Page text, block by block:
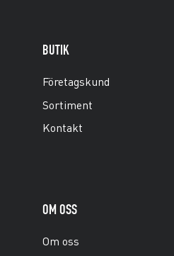
BUTIK
Företagskund
Sortiment
Kontakt
OM OSS
Om oss